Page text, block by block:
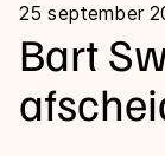
Kalender
25 september
Bart